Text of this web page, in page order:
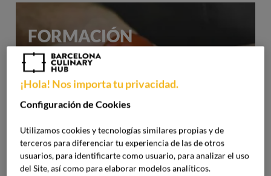
FORMACIÓN
PROFESIONAL
Haz despegar tu carrera gastronómica desde
la práctica.
¡Hola! Nos importa tu privacidad.
Configuración de Cookies
Utilizamos cookies y tecnologías similares propias y de
terceros para diferenciar tu experiencia de las de otros
usuarios, para identificarte como usuario, para analizar el uso
del Site, así como para elaborar modelos analíticos.